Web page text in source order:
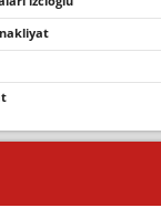
nakli̇yat